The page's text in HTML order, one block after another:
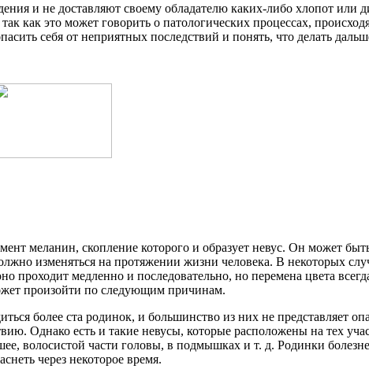
и не доставляют своему обладателю каких-либо хлопот или
как это может говорить о патологических процессах,
себя от неприятных последствий и понять, что делать
меланин, скопление которого и образует невус. Он может
изменяться на протяжении жизни человека. В некоторых
медленно и последовательно, но перемена цвета
произойти по следующим причинам.
более ста родинок, и большинство из них не представляет
Однако есть и такие невусы, которые расположены на тех
волосистой части головы, в подмышках и т. д. Родинки
через некоторое время.